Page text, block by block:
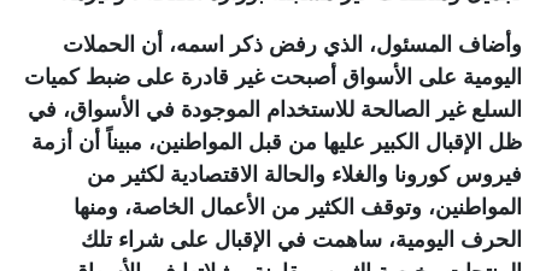
وأضاف المسئول، الذي رفض ذكر اسمه، أن الحملات
اليومية على الأسواق أصبحت غير قادرة على ضبط كميات
السلع غير الصالحة للاستخدام الموجودة في الأسواق، في
ظل الإقبال الكبير عليها من قبل المواطنين، مبيناً أن أزمة
فيروس كورونا والغلاء والحالة الاقتصادية لكثير من
المواطنين، وتوقف الكثير من الأعمال الخاصة، ومنها
الحرف اليومية، ساهمت في الإقبال على شراء تلك